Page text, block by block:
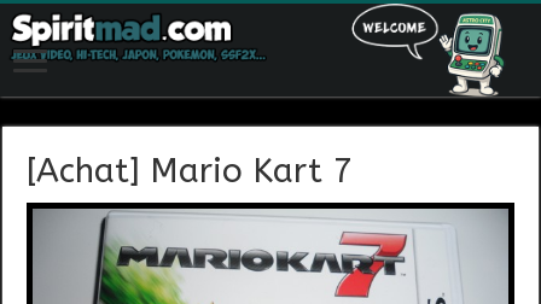
[Achat] Mario Kart 7